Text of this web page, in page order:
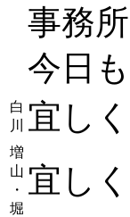
事務
今日
白
川
宜し
増
山
・
堀
宜し